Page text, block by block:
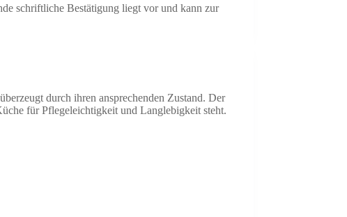
schriftliche Bestätigung liegt vor und kann zur
durch ihren ansprechenden Zustand. Der
für Pflegeleichtigkeit und Langlebigkeit steht.